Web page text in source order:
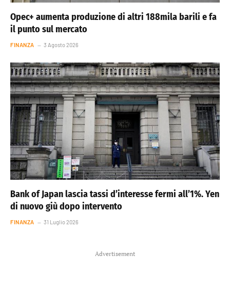
Opec+ aumenta produzione di altri 188mila barili e fa
il punto sul mercato
FINANZA 3 Agosto 2026
Bank of Japan lascia tassi d’interesse fermi all’1%. Yen
di nuovo giù dopo intervento
FINANZA 31 Luglio 2026
Advertisement